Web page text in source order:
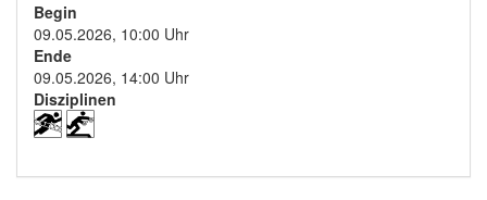
Begin
09.05.2026, 10:00 Uhr
Ende
09.05.2026, 14:00 Uhr
Disziplinen